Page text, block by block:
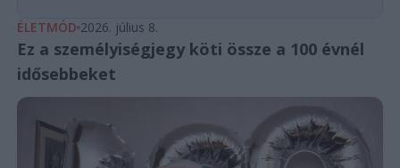
ÉLETMÓD 2026. július 8.
Ez a személyiségjegy köti össze a 100 évnél
idősebbeket